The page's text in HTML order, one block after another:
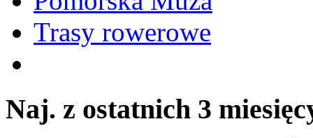
Trasy rowerowe
Naj. z ostatnich 3